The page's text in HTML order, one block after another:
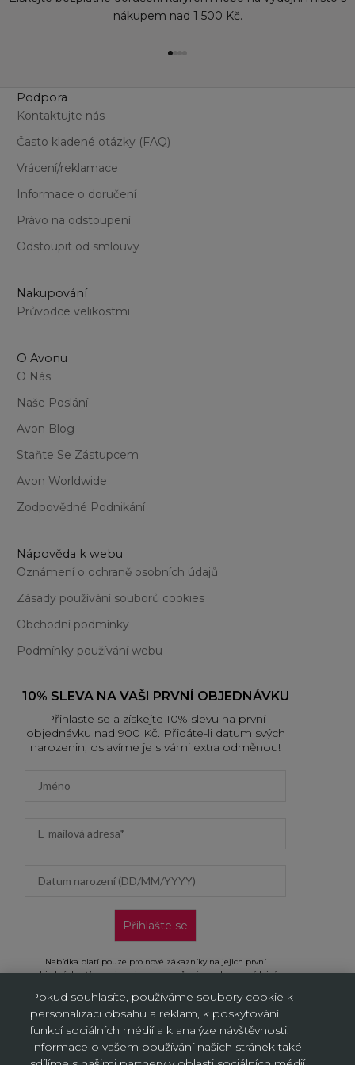
nákupem nad 1 500 Kč.
Přejít na položku 1
Přejít na položku 2
Podpora
Kontaktujte nás
Často kladené otázky (FAQ)
Vrácení/reklamace
Informace o doručení
Právo na odstoupení
Odstoupit od smlouvy
Nakupování
Průvodce velikostmi
O Avonu
O Nás
Naše Poslání
Avon Blog
Staňte Se Zástupcem
Avon Worldwide
Zodpovědné Podnikání
Nápověda k webu
Oznámení o ochraně osobních údajů
Zásady používání souborů cookies
Obchodní podmínky
Podmínky používání webu
10% SLEVA NA VAŠI PRVNÍ OBJEDNÁVKU
Přihlaste se a získejte 10% slevu na první
objednávku nad 900 Kč. Přidáte-li datum svých
narozenin, oslavíme je s vámi extra odměnou!
Přihlašte se
Nabídka platí pouze pro nové zákazníky na jejich první
objednávku. Vztahuje se jen na doručení na adresu a výdejní
„Přihlásit se“ potvrzujete, že jste si přečetli Oznámení o ochraně
osobních údajů a souhlasíte s ním.
Pokud souhlasíte, používáme soubory cookie k
personalizaci obsahu a reklam, k poskytování
funkcí sociálních médií a k analýze návštěvnosti.
Informace o vašem používání našich stránek také